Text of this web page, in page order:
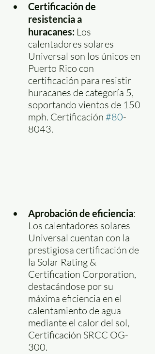
Certificación de
resistencia a
huracanes: Los
calentadores solares
Universal son los únicos en
Puerto Rico con
certificación para resistir
huracanes de categoría 5,
soportando vientos de 150
mph. Certificación #80-
8043.
Aprobación de eficiencia:
Los calentadores solares
Universal cuentan con la
prestigiosa certificación de
la Solar Rating &
Certification Corporation,
destacándose por su
máxima eficiencia en el
calentamiento de agua
mediante el calor del sol,
Certificación SRCC OG-
300.